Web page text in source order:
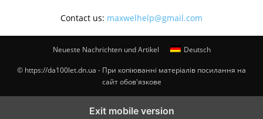
Contact us: maxwelhelp@gmail.com
Neueste Nachrichten und Artikel Deutsch
© https://da100let.dn.ua - При копіюванні матеріалів посилання на
сайт обов'язкове
Exit mobile version